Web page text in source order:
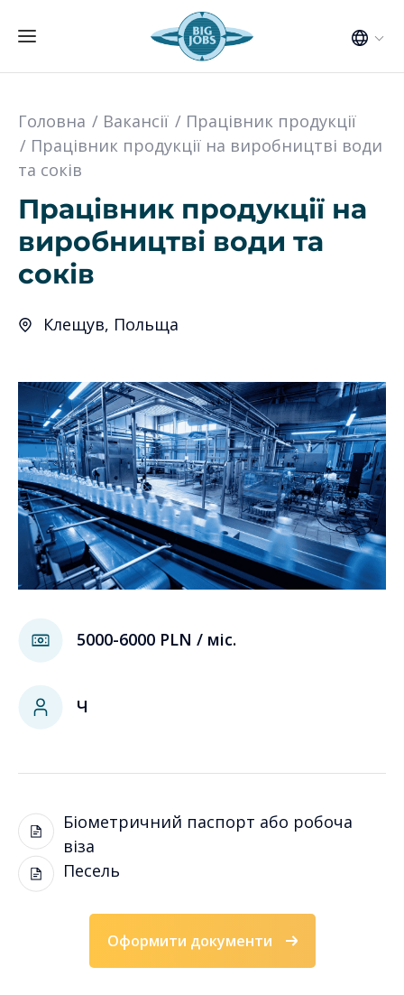
Головна Вакансії
Працівник продукції
Працівник продукції на виробництві води
та соків
Працівник продукції на
виробництві води та
соків
Клещув, Польща
5000-6000 PLN / міс.
Ч
Біометричний паспорт або робоча
віза
Песель
Оформити документи